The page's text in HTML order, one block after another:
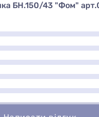
БН.150/43 "Фом"